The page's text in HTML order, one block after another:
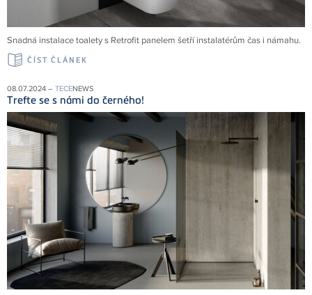
Snadná instalace toalety s Retrofit panelem šetří instalatérům čas i námahu.
ČÍST ČLÁNEK
08.07.2024 – TECENEWS
Trefte se s námi do černého!